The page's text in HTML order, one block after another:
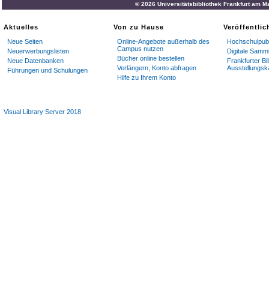
© 2026 Universitätsbibliothek Frankfurt am
Aktuelles
Neue Seiten
Neuerwerbungslisten
Neue Datenbanken
Führungen und Schulungen
Von zu Hause
Online-Angebote außerhalb des
Campus nutzen
Bücher online bestellen
Verlängern, Konto abfragen
Hilfe zu Ihrem Konto
Digitale
Frankfurter
Visual Library Server 2018